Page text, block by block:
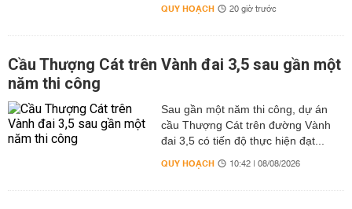
QUY HOẠCH 20 giờ trước
Cầu Thượng Cát trên Vành đai 3,5 sau gần một
năm thi công
Sau gần một năm thi công, dự án
cầu Thượng Cát trên đường Vành
đai 3,5 có tiến độ thực hiện đạt...
QUY HOẠCH 10:42 | 08/08/2026